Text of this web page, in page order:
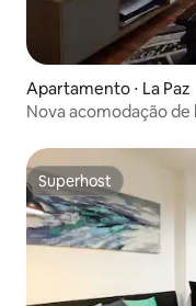
Apartamento ⋅ La Paz
Nova acomodação
Superhost
Superhost